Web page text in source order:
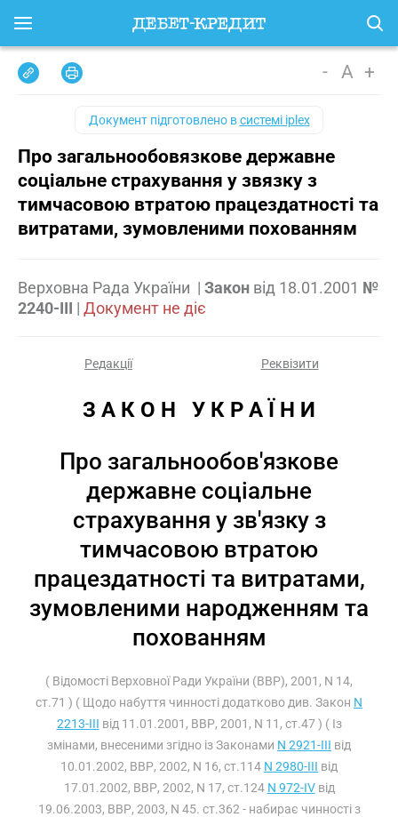
- A +
Документ підготовлено всистемі iplex
Про загальнообовязкове державне
соціальне страхування у звязку з
тимчасовою втратою працездатності та
витратами, зумовленими похованням
Верховна Рада України | Закон від 18.01.2001 №
2240-III | Документ не діє
Редакції Реквізити
З А К О Н   У К Р А Ї Н И
Про загальнообов'язкове
державне соціальне
страхування у зв'язку з
тимчасовою втратою
працездатності та витратами,
зумовленими народженням та
похованням
( Відомості Верховної Ради України (ВВР), 2001, N 14,
ст.71 ) ( Щодо набуття чинності додатково див. Закон N
2213-III від 11.01.2001, ВВР, 2001, N 11, ст.47 ) ( Із
змінами, внесеними згідно із Законами N 2921-III від
10.01.2002, ВВР, 2002, N 16, ст.114 N 2980-III від
17.01.2002, ВВР, 2002, N 17, ст.124 N 972-IVвід
19.06.2003, ВВР, 2003, N 45. ст.362 - набирає чинності з